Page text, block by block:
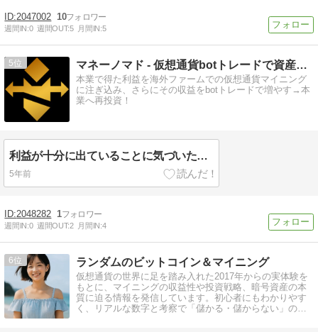
2047002 10
週間IN:0 週間OUT:5 月間IN:5
5 マネーノマド - 仮想通貨botトレードで資産を増やす！
本業で得た利益を海外ファームでの仮想通貨マイニング
に注ぎ込み、さらにその収益をbotトレードで増やす→本
業へ再投資！
利益が十分に出ていることに気づいたら、Manually Sellすべし。
5年前
2048282 1
週間IN:0 週間OUT:2 月間IN:4
6 ランダムのビットコイン＆マイニング
仮想通貨の世界に足を踏み入れた2017年からの実体験を
もとに、マイニングの収益性や投資戦略、暗号資産の本
質に迫る情報を発信しています。初心者にもわかりやす
く、リアルな数字と考察で「儲かる・儲からない」の境